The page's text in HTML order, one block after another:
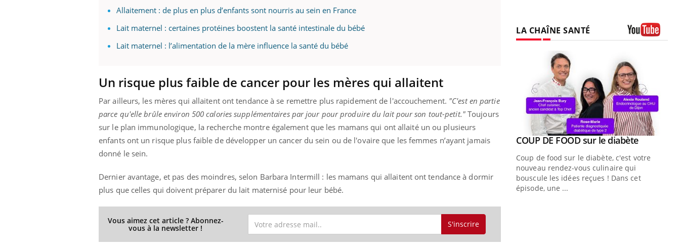
Allaitement : de plus en plus d’enfants sont nourris au sein en France
Lait maternel : certaines protéines boostent la santé intestinale du bébé
Lait maternel : l’alimentation de la mère influence la santé du bébé
Un risque plus faible de cancer pour les mères qui allaitent
Par ailleurs, les mères qui allaitent ont tendance à se remettre plus rapidement de l'accouchement. "C'est en partie
parce qu'elle brûle environ 500 calories supplémentaires par jour pour produire du lait pour son tout-petit."Toujours
sur le plan immunologique, la recherche montre également que les mamans qui ont allaité un ou plusieurs
enfants ont un risque plus faible de développer un cancer du sein ou de l'ovaire que les femmes n’ayant jamais
donné le sein.
Dernier avantage, et pas des moindres, selon Barbara Intermill : les mamans qui allaitent ont tendance à dormir
plus que celles qui doivent préparer du lait maternisé pour leur bébé.
Vous aimez cet article ? Abonnez-
vous à la newsletter ! S'inscrire
LA CHAÎNE SANTÉ
Eczéma Chronique des Mains : se
préparer pour l’été !Youtube
rythme de vie ! Vacances, plage, piscine,
soleil, activités en plein air… Nos mains
Youtube
Diabète & Ramadan 2026Youtube
diabète, c'est une période de questions, de
défis, mais ...
Youtube
Un « jumeau numérique » pour
Un établissement lié à un groupe
numérique » permet ...
Youtube
COUP DE FOOD sur le diabèteYoutube
Coup de food sur le diabète, c'est votre
nouveau rendez-vous culinaire qui
bouscule les idées reçues ! Dans cet
épisode, une ...